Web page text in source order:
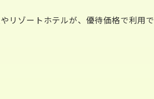
リゾートホテルが、優待価格で利用で